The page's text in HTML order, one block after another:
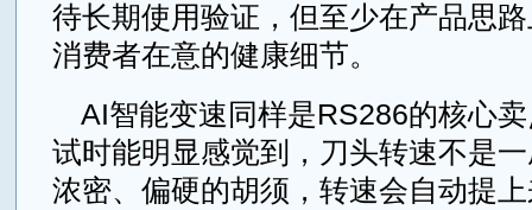
待长期使用验证，但至少在产品思
消费者在意的健康细节。
AI智能变速同样是RS286的核心
试时能明显感觉到，刀头转速不是
浓密、偏硬的胡须，转速会自动提